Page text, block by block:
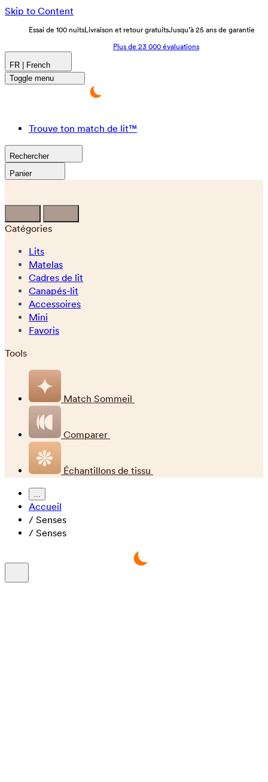
Skip to Content
Essai de 100 nuitsLivraison et retour gratuitsJusqu’à 25 ans de garantie
Plus de 23 000 évaluations
FR | French
Toggle menu
Trouve ton match de lit™
Rechercher
Panier
Catégories
Lits
Matelas
Cadres de lit
Canapés-lit
Accessoires
Mini
Favoris
Tools
Match Sommeil
Comparer
Échantillons de tissu
...
Accueil
/ Senses
/ Senses